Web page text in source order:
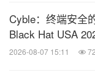
Cyble：终端安全
Black Hat USA
2026-08-07 15:11